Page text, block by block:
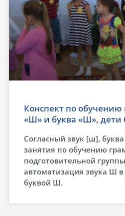
Конспект по обучению
«Ш» и буква «Ш», дети
Согласный звук [ш],
занятия по обучению
подготовительной
автоматизация звука Ш в
буквой Ш.